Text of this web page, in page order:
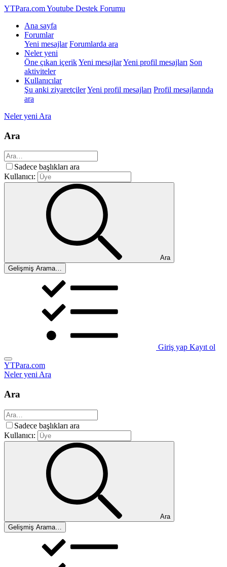
YTPara.comYoutube Destek Forumu
Ana sayfa
Forumlar
Yeni mesajlar Forumlarda ara
Neler yeni
Öne çıkan içerikYeni mesajlarYeni profil mesajları Son
aktiviteler
Kullanıcılar
Şu anki ziyaretçilerYeni profil mesajları Profil mesajlarında
ara
Neler yeni Ara
Ara
Sadece başlıkları ara
Kullanıcı:
Ara
Gelişmiş Arama…
Giriş yap Kayıt ol
YTPara.com
Neler yeniAra
Ara
Sadece başlıkları ara
Kullanıcı:
Ara
Gelişmiş Arama…